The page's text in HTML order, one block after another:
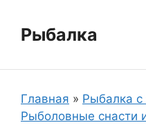
содержимому
Рыбалка
Главная » Рыбалка с
Рыболовные снасти